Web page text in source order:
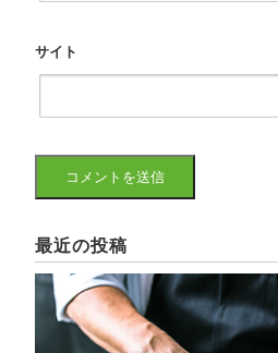
サイト
最近の投稿